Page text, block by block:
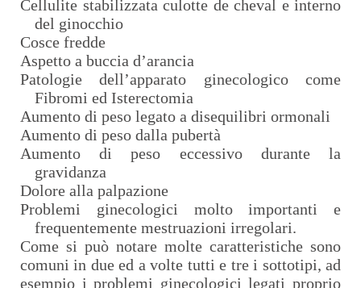
Cellulite stabilizzata culotte de cheval e interno
del ginocchio
Cosce fredde
Aspetto a buccia d’arancia
Patologie dell’apparato ginecologico come
Fibromi ed Isterectomia
Aumento di peso legato a disequilibri ormonali
Aumento di peso dalla pubertà
Aumento di peso eccessivo durante la
gravidanza
Dolore alla palpazione
Problemi ginecologici molto importanti e
frequentemente mestruazioni irregolari.
Come si può notare molte caratteristiche sono
comuni in due ed a volte tutti e tre i sottotipi, ad
esempio i problemi ginecologici legati proprio